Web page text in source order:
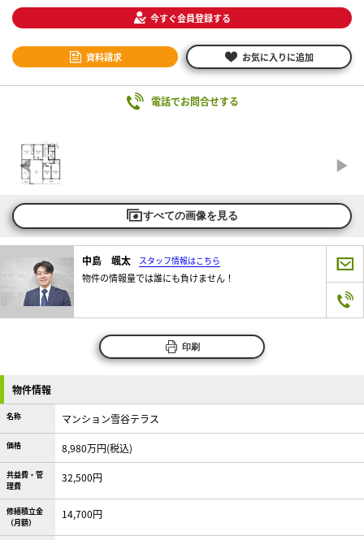
今すぐ会員登録する
資料請求 お気に入りに追加
電話でお問合せする
すべての画像を見る
中島 颯太 スタッフ情報はこちら
物件の情報量では誰にも負けません！
印刷
物件情報
名称 マンション雪谷テラス
価格 8,980万円(税込)
共益費・管
理費
32,500円
修繕積立金
（月額）
14,700円